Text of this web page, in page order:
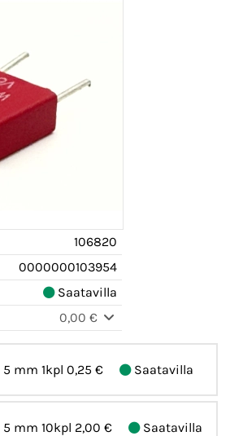
106820
0000000103954
Saatavilla
0,00 €
5 mm 1kpl 0,25 € Saatavilla
5 mm 10kpl 2,00 € Saatavilla